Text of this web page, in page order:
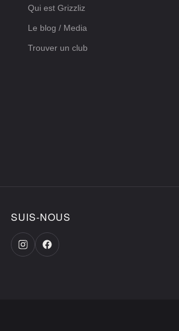
Qui est Grizzliz
Le blog / Media
Trouver un club
SUIS-NOUS